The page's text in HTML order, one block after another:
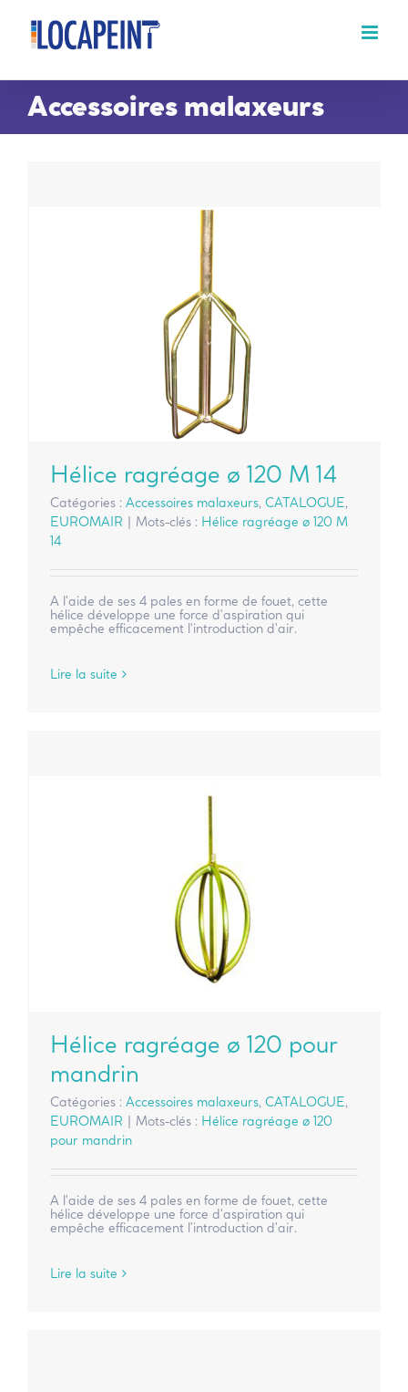
Passer
contenu
Accessoires malaxeurs
Hélice ragréage ø 120 M 14
Catégories : Accessoires malaxeurs, CATALOGUE,
EUROMAIR
Mots-clés : Hélice ragréage ø 120 M
14
A l'aide de ses 4 pales en forme de fouet, cette
hélice développe une force d'aspiration qui
empêche efficacement l'introduction d'air.
Lire la suite
Hélice ragréage ø 120 pour
mandrin
Catégories : Accessoires malaxeurs, CATALOGUE,
EUROMAIR | Mots-clés : Hélice ragréage ø 120
pour mandrin
A l'aide de ses 4 pales en forme de fouet, cette
hélice développe une force d'aspiration qui
empêche efficacement l'introduction d'air.
Lire la suite